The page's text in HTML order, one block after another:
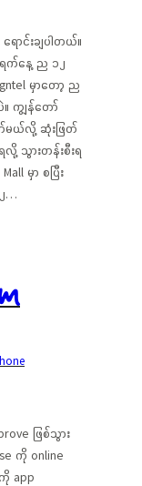
ောင်းချပါတယ်။
က်နေ့ ည ၁၂
မှာတော့ ည
ကျွန်တော်
မယ်လို့ ဆုံးဖြတ်
သွားတန်းစီးရ
မှာ စပြီး
…
ဖြစ်သွား
ကို online
app